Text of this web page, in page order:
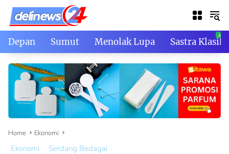
Skip
content
Depan Sumut Menolak Lupa Sastra Klasik
Home Ekonomi
Ekonomi Serdang Bedagai